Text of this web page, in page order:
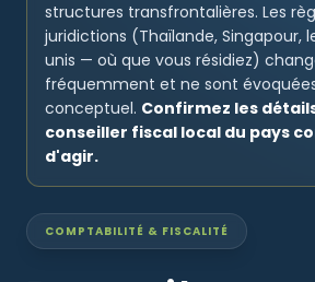
EXPLORER
À propos
Actualités
NOUS SUIVRE
structures transfrontalières. Les
juridictions (Thaïlande, Singapour,
unis — où que vous résidiez)
fréquemment et ne sont
conceptuel. Confirmez les
conseiller fiscal local du pays
d'agir.
COMPTABILITÉ & FISCALITÉ